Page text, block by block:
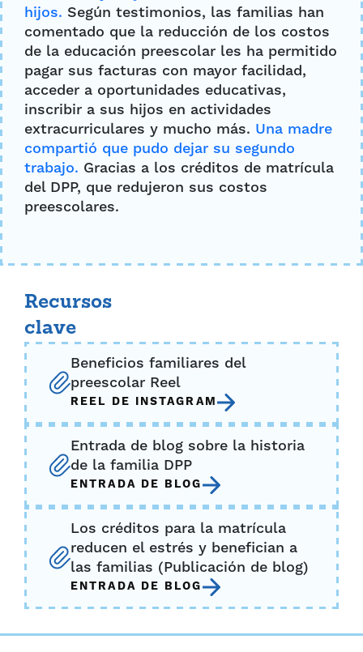
hijos. Según testimonios, las familias han
comentado que la reducción de los costos
de la educación preescolar les ha permitido
pagar sus facturas con mayor facilidad,
acceder a oportunidades educativas,
inscribir a sus hijos en actividades
extracurriculares y mucho más. Una madre
compartió que pudo dejar su segundo
trabajo. Gracias a los créditos de matrícula
del DPP, que redujeron sus costos
preescolares.
Recursos
clave
Beneficios familiares del
preescolar Reel
REEL DE INSTAGRAM
Entrada de blog sobre la historia
de la familia DPP
ENTRADA DE BLOG
Los créditos para la matrícula
reducen el estrés y benefician a
las familias (Publicación de blog)
ENTRADA DE BLOG